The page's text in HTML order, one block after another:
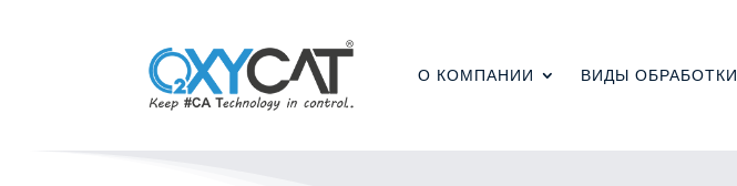
О КОМПАНИИ ВИДЫ ОБРАБОТКИ